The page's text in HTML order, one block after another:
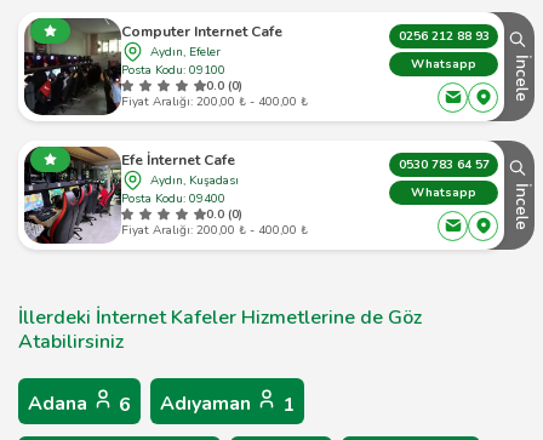
Computer Internet Cafe
Aydın, Efeler
Posta Kodu: 09100
0.0 (0)
Fiyat Aralığı: 200,00 ₺ - 400,00 ₺
0256 212 88 93
Whatsapp
İncele
Efe İnternet Cafe
Aydın, Kuşadası
Posta Kodu: 09400
0.0 (0)
Fiyat Aralığı: 200,00 ₺ - 400,00 ₺
0530 783 64 57
Whatsapp
İncele
İllerdeki İnternet Kafeler Hizmetlerine de Göz
Atabilirsiniz
Adana 6 Adıyaman 1